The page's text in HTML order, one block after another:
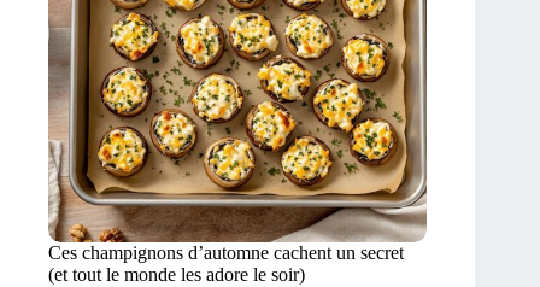
Ces champignons d’automne cachent un secret
(et tout le monde les adore le soir)